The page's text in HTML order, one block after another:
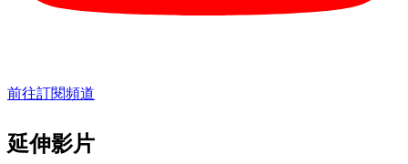
前往訂閱頻道
延伸影片